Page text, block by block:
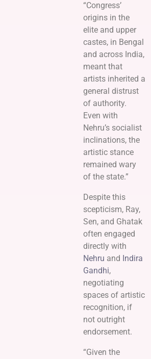
“Congress’
origins in the
elite and upper
castes, in Bengal
and across India,
meant that
artists inherited a
general distrust
of authority.
Even with
Nehru’s socialist
inclinations, the
artistic stance
remained wary
of the state.”
Despite this
scepticism, Ray,
Sen, and Ghatak
often engaged
directly with
Nehru and Indira
Gandhi,
negotiating
spaces of artistic
recognition, if
not outright
endorsement.
“Given the